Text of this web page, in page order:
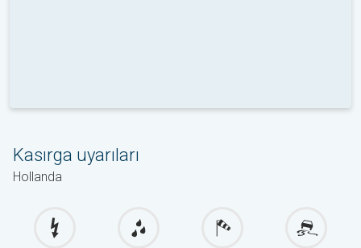
Kasırga uyarıları
Hollanda